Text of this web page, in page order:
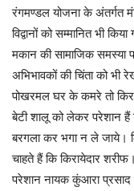
रंगमण्डल योजना के अंतर्गत
विद्वानों को सम्मानित भी किया
मकान की सामाजिक समस्या
अभिभावकों की चिंता को भी
पोखरमल घर के कमरे तो
बेटी शालू को लेकर परेशान हैं
बरगला कर भगा न ले जाये।
चाहते हैं कि किरायेदार
परेशान नायक कुंआरा